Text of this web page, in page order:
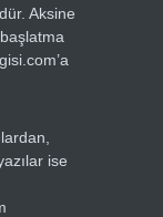
Aksine
ise